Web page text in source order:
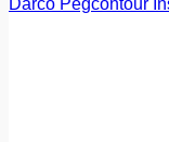
Darco Pegcontour